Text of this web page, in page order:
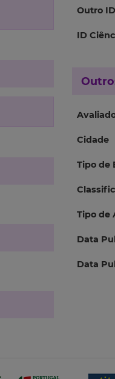
Outro
ID
Cidade
Tipo de
Tipo de
Data
Data